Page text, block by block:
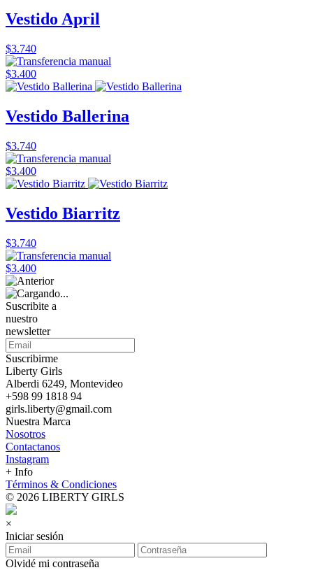
Vestido April
$3.740
$3.400
Vestido Ballerina
$3.740
$3.400
Vestido Biarritz
$3.740
$3.400
Suscribite a
nuestro
newsletter
Suscribirme
Liberty Girls
Alberdi 6249, Montevideo
+598 99 1818 94
girls.liberty@gmail.com
Nuestra Marca
Nosotros
Contactanos
Instagram
+ Info
Términos & Condiciones
© 2026 LIBERTY GIRLS
×
Iniciar sesión
Olvidé mi contraseña